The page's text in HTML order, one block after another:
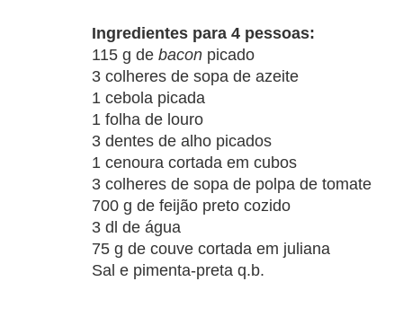
Ingredientes para 4 pessoas:
115 g de bacon picado
3 colheres de sopa de azeite
1 cebola picada
1 folha de louro
3 dentes de alho picados
1 cenoura cortada em cubos
3 colheres de sopa de polpa de tomate
700 g de feijão preto cozido
3 dl de água
75 g de couve cortada em juliana
Sal e pimenta-preta q.b.